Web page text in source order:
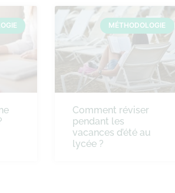
MÉTHODOLOGIE
Comment réviser
pendant les
vacances d’été au
lycée ?